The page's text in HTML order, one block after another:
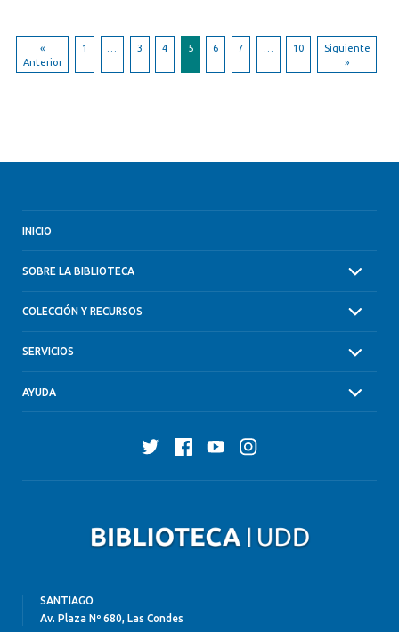
«
Anterior
1 3 4 5 6 7 10
Siguiente
»
INICIO
SOBRE LA BIBLIOTECA
COLECCIÓN Y RECURSOS
SERVICIOS
AYUDA
Twitter FacebookYouTubeInstagram
SANTIAGO
Av. Plaza Nº 680, Las Condes